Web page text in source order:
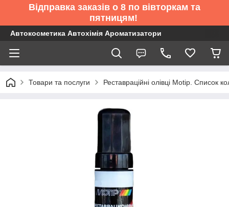
Відправка заказів о 8 по вівторкам та
пятницям!
Автокосметика Автохімія Ароматизатори
Товари та послуги Реставраційні олівці Motip. Список